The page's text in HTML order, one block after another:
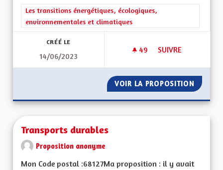
Filtrer les résultats de la catégorie : Les transitions
Les transitions énergétiques, écologiques,
environnementales et climatiques
CRÉÉ LE
14/06/2023
49 49 ABONNÉS
SUIVRE
VOIR LA PROPOSITION
Transports durables
Proposition anonyme
Mon Code postal :68127Ma proposition : il y avait